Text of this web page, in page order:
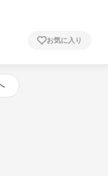
お気に入り